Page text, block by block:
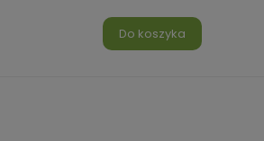
Do koszyka